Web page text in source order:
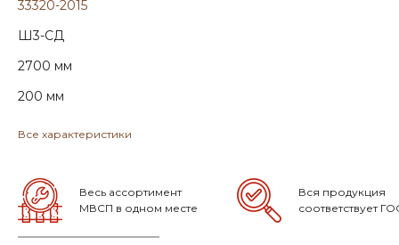
33320-2015
Ш3-СД
2700 мм
200 мм
Все характеристики
Весь ассортимент
МВСП в одном месте
Вся продукция
соответствует